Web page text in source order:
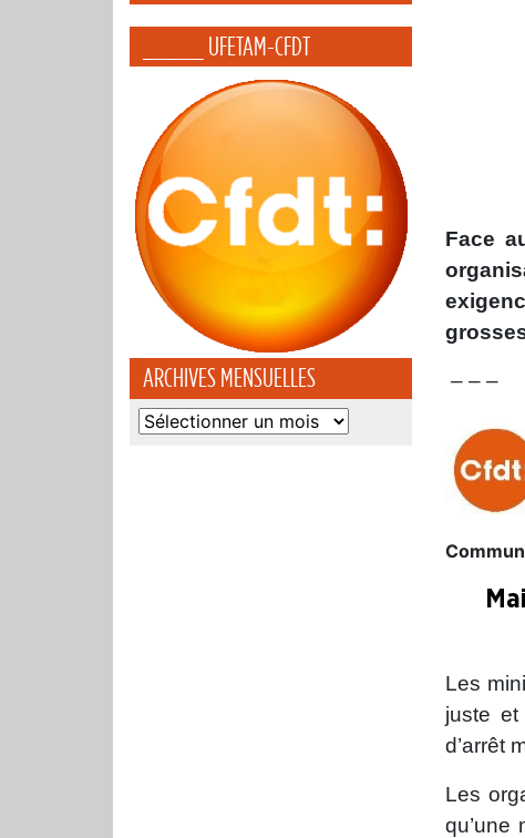
_____ UFETAM-CFDT
ARCHIVES MENSUELLES
Archives
Face
– – –
Les
juste
d’arrêt
Les
qu’une